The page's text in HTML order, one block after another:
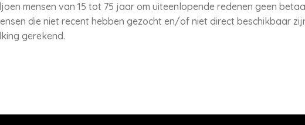
mensen van 15 tot 75 jaar om uiteenlopende redenen geen
die niet recent hebben gezocht en/of niet direct beschikbaar
gerekend.